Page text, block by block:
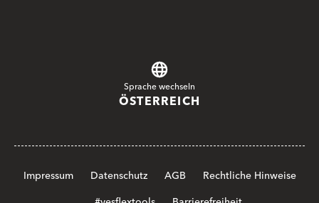
Sprache wechseln
ÖSTERREICH
Impressum Datenschutz AGB
Rechtliche Hinweise